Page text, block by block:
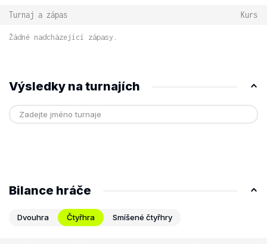
Turnaj a zápas Kurs
Žádné nadcházející zápasy.
Výsledky na turnajích
Bilance hráče
Dvouhra Čtyřhra Smíšené čtyřhry